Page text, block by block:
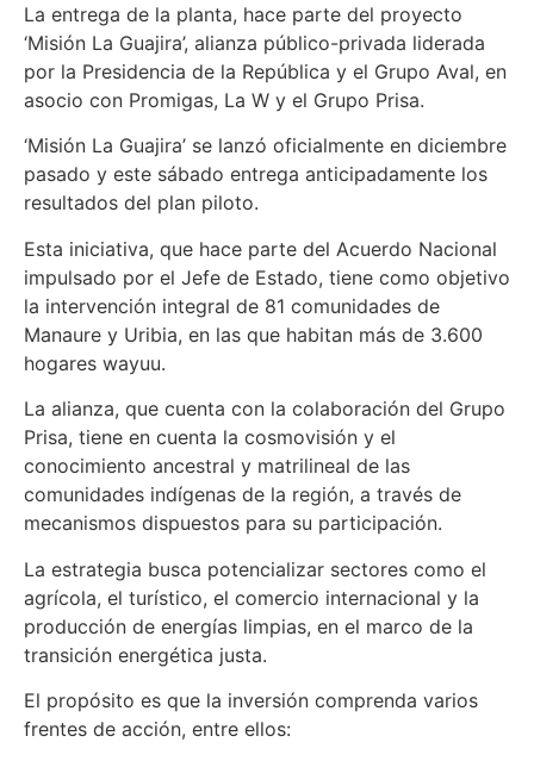
La entrega de la planta, hace parte del proyecto
‘Misión La Guajira’, alianza público-privada liderada
por la Presidencia de la República y el Grupo Aval, en
asocio con Promigas, La W y el Grupo Prisa.
‘Misión La Guajira’ se lanzó oficialmente en diciembre
pasado y este sábado entrega anticipadamente los
resultados del plan piloto.
Esta iniciativa, que hace parte del Acuerdo Nacional
impulsado por el Jefe de Estado, tiene como objetivo
la intervención integral de 81 comunidades de
Manaure y Uribia, en las que habitan más de 3.600
hogares wayuu.
La alianza, que cuenta con la colaboración del Grupo
Prisa, tiene en cuenta la cosmovisión y el
conocimiento ancestral y matrilineal de las
comunidades indígenas de la región, a través de
mecanismos dispuestos para su participación.
La estrategia busca potencializar sectores como el
agrícola, el turístico, el comercio internacional y la
producción de energías limpias, en el marco de la
transición energética justa.
El propósito es que la inversión comprenda varios
frentes de acción, entre ellos: